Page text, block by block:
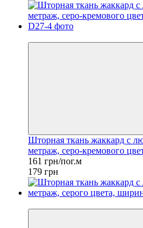
Шторная ткань жаккард с
метраж, серо-кремового
161 грн/пог.м
179 грн